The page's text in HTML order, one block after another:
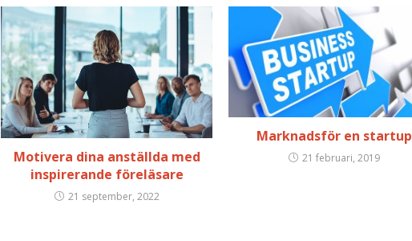
Motivera dina anställda med
inspirerande föreläsare
21 september, 2022
Marknadsför en startup
21 februari, 2019